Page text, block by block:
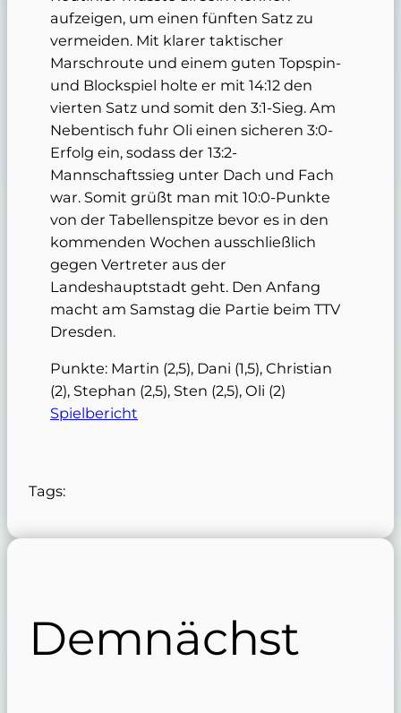
aufzeigen, um einen fünften Satz zu
vermeiden. Mit klarer taktischer
Marschroute und einem guten Topspin-
und Blockspiel holte er mit 14:12 den
vierten Satz und somit den 3:1-Sieg. Am
Nebentisch fuhr Oli einen sicheren 3:0-
Erfolg ein, sodass der 13:2-
Mannschaftssieg unter Dach und Fach
war. Somit grüßt man mit 10:0-Punkte
von der Tabellenspitze bevor es in den
kommenden Wochen ausschließlich
gegen Vertreter aus der
Landeshauptstadt geht. Den Anfang
macht am Samstag die Partie beim TTV
Dresden.
Punkte: Martin (2,5), Dani (1,5), Christian
(2), Stephan (2,5), Sten (2,5), Oli (2)
Spielbericht
Tags:
Demnächst